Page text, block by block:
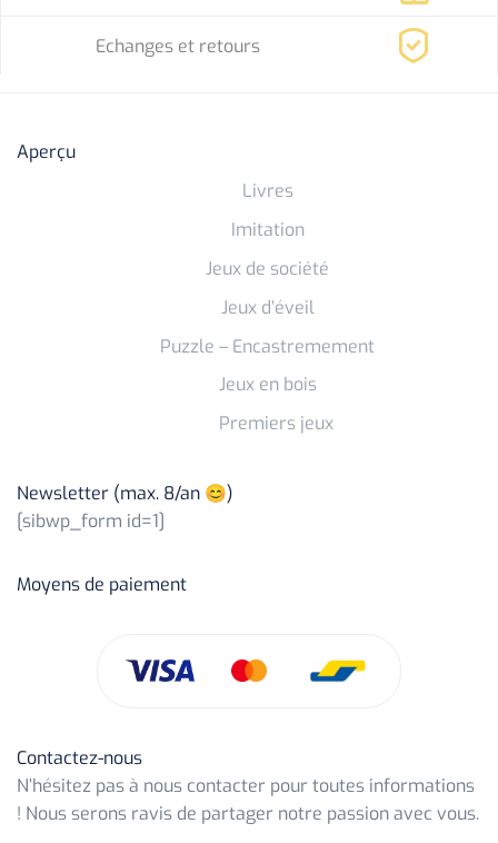
Echanges et retours
Aperçu
Livres
Imitation
Jeux de société
Jeux d’éveil
Puzzle – Encastremement
Jeux en bois
Premiers jeux
Newsletter (max. 8/an 😊)
[sibwp_form id=1]
Moyens de paiement
Contactez-nous
N’hésitez pas à nous contacter pour toutes informations
! Nous serons ravis de partager notre passion avec vous.